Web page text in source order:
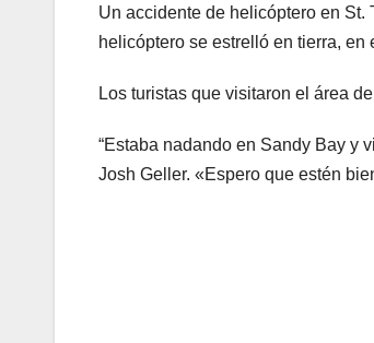
Un accidente de helicóptero en St.
helicóptero se estrelló en tierra, en
Los turistas que visitaron el área
“Estaba nadando en Sandy Bay y
Josh Geller. «Espero que estén